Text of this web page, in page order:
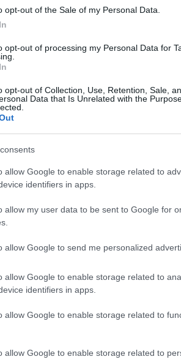
opt-out of the Sale of my Personal Data.
opt-out of processing my Personal Data for
opt-out of Collection, Use, Retention, Sale,
Data that Is Unrelated with the
allow Google to enable storage related to
identifiers in apps.
allow my user data to be sent to Google for
allow Google to send me personalized
allow Google to enable storage related to
identifiers in apps.
allow Google to enable storage related to
allow Google to enable storage related to
A tengerfenék alatt
Még több zöld, még
új játszótér Debrecen
Fából épül
Gyárleállításokkal és
termeléssel